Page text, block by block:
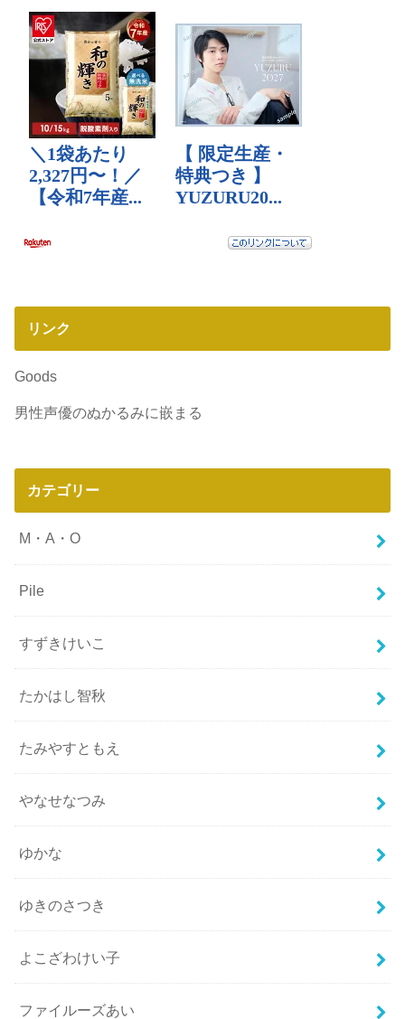
リンク
Goods
男性声優のぬかるみに嵌まる
カテゴリー
M・A・O
Pile
すずきけいこ
たかはし智秋
たみやすともえ
やなせなつみ
ゆかな
ゆきのさつき
よこざわけい子
ファイルーズあい